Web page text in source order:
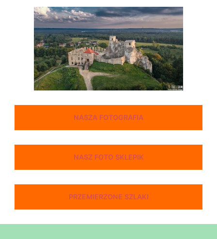
NASZA FOTOGRAFIA
NASZ FOTO SKLEPIK
PRZEMIERZONE SZLAKI